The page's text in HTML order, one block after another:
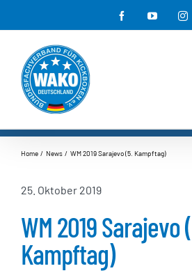
Inhalt
springen
FacebookYouTube
Home News WM 2019 Sarajevo (5. Kampftag)
25. Oktober 2019
WM 2019 Sarajevo
Kampftag)